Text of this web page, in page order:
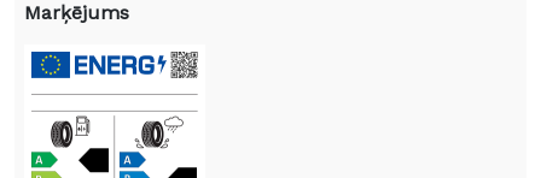
Marķējums